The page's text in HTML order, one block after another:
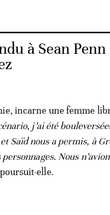
à Sean Penn
incarne une femme
j’ai été bouleversée
Saïd nous a permis, à
Nous
elle.